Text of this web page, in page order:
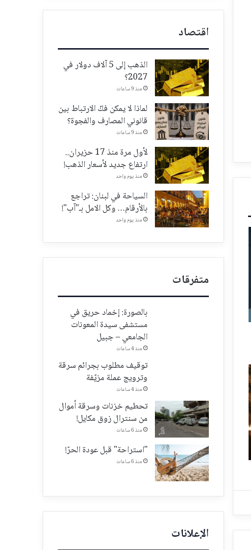
اقتصاد
الذهب إلى 5 آلاف دولار في
2027؟
منذ 9 ساعات
لماذا لا يمكن فكّ الارتباط بين
قانوني المصارف والفجوة؟
منذ 9 ساعات
لأول مرة منذ 17 حزيران..
ارتفاع جديد لأسعار الذهب!
منذ يوم واحد
السياحة في لبنان: تراجع
بالأرقام… وكل الامل بـ"آب"!
منذ يوم واحد
متفرقات
بالصورة: إخماد حريق في
مستشفى سيدة المعونات
الجامعي – جبيل
منذ 4 ساعات
توقيف مطلوب بجرائم سرقة
وترويج عملة مزيّفة
منذ 4 ساعات
تحطيم خزنات وسرقة أموال
من سنترال زوق مكايل!
منذ 6 ساعات
"استراحة" قبل عودة الحرّ!
منذ 6 ساعات
الإعلانات